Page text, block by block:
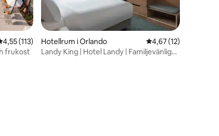
av 5 i genomsnittligt betyg, 113 omdömen
4,55 (113)
frukost
Hotellrum i Orlando 4,67 av 5 i
4,67 (12)
Landy King | Hotel Landy | Familjevänlig